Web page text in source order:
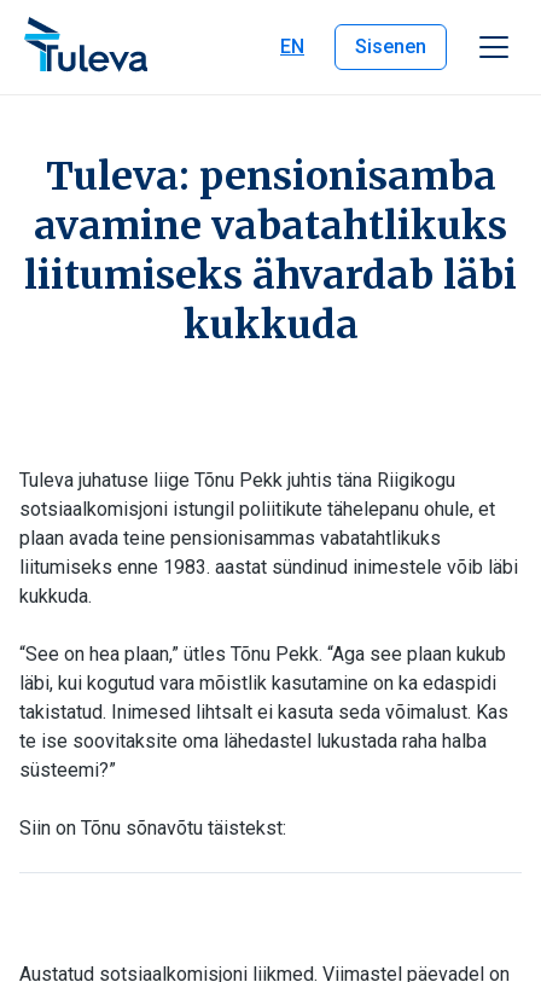
Liigu edasi sisu juurde
EN
Sisenen
Tuleva: pensionisamba
avamine vabatahtlikuks
liitumiseks ähvardab läbi
kukkuda
Tuleva juhatuse liige Tõnu Pekk juhtis täna Riigikogu
sotsiaalkomisjoni istungil poliitikute tähelepanu ohule, et
plaan avada teine pensionisammas vabatahtlikuks
liitumiseks enne 1983. aastat sündinud inimestele võib läbi
kukkuda.
“See on hea plaan,” ütles Tõnu Pekk. “Aga see plaan kukub
läbi, kui kogutud vara mõistlik kasutamine on ka edaspidi
takistatud. Inimesed lihtsalt ei kasuta seda võimalust. Kas
te ise soovitaksite oma lähedastel lukustada raha halba
süsteemi?”
Siin on Tõnu sõnavõtu täistekst:
Austatud sotsiaalkomisjoni liikmed. Viimastel päevadel on